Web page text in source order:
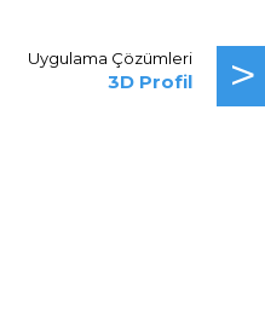
Uygulama Çözümleri
3D Profil >